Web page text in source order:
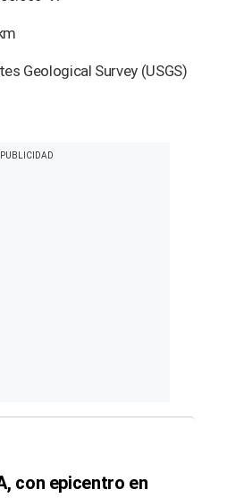
Geological Survey (USGS)
con epicentro en